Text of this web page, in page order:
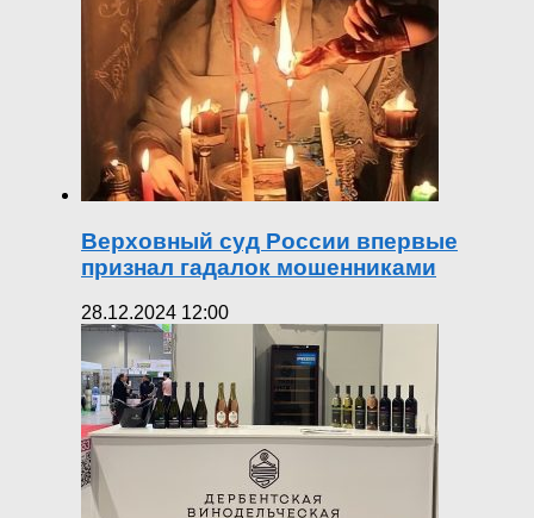
Верховный суд России впервые
признал гадалок мошенниками
28.12.2024 12:00